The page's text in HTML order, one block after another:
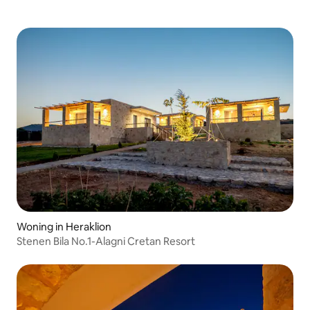
Woning in Heraklion
Stenen Bila No.1-Alagni Cretan Resort